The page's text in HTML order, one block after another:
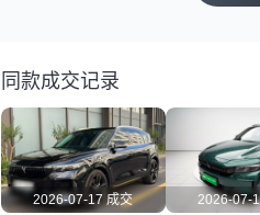
同款成交记录
2026-07-17 成交 2026-07-